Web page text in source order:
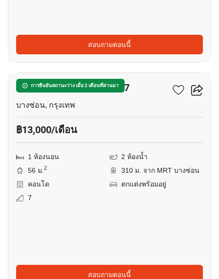
สอบถามตอนนี้
การยืนยันสถานะว่าง เมื่อ 2 เดือนที่ผ่านมา
11
รีเจ้นท์โฮมบางซ่อน เฟส 27
บางซ่อน, กรุงเทพ
฿13,000/เดือน
1 ห้องนอน
2 ห้องน้ำ
56 ม.2
310 ม. จาก MRT บางซ่อน
คอนโด
ตกแต่งพร้อมอยู่
7
สอบถามตอนนี้